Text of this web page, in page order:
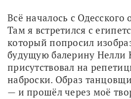
Всё началось с Одесского
Там я встретился с
который попросил
будущую балерину Нелли
присутствовал на
наброски. Образ
— и прошёл через моё